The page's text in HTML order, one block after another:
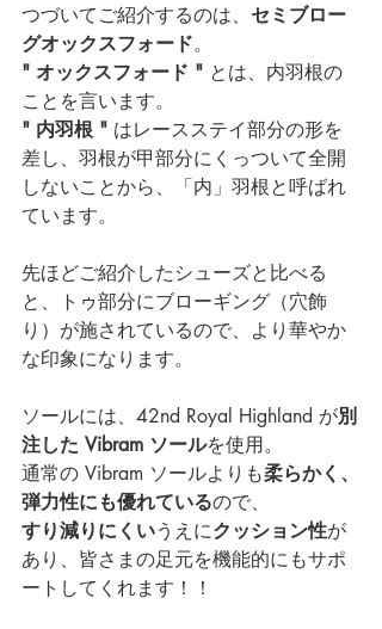
つづいてご紹介するのは、 セミブロー
グオックスフォード。
" オックスフォード " とは、内羽根の
ことを言います。
" 内羽根 " はレースステイ部分の形を
差し、羽根が甲部分にくっついて全開
しないことから、「内」羽根と呼ばれ
ています。
先ほどご紹介したシューズと比べる
と、トゥ部分にブローギング（穴飾
り）が施されているので、より華やか
な印象になります。
ソールには、42nd Royal Highland が別
注した Vibram ソールを使用。
通常の Vibram ソールよりも柔らかく、
弾力性にも優れているので、
すり減りにくいうえにクッション性が
あり、皆さまの足元を機能的にもサポ
ートしてくれます！！